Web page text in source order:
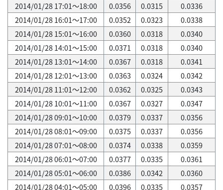
2014/01/28 17:01～18:00
0.0356 0.0315
0.0336
2014/01/28 16:01～17:00
0.0352 0.0323
0.0338
2014/01/28 15:01～16:00
0.0360 0.0318
0.0340
2014/01/28 14:01～15:00
0.0371 0.0318
0.0340
2014/01/28 13:01～14:00
0.0367 0.0318
0.0341
2014/01/28 12:01～13:00
0.0363 0.0324
0.0342
2014/01/28 11:01～12:00
0.0362 0.0325
0.0343
2014/01/28 10:01～11:00
0.0367 0.0327
0.0347
2014/01/28 09:01～10:00
0.0379 0.0337
0.0356
2014/01/28 08:01～09:00
0.0375 0.0337
0.0356
2014/01/28 07:01～08:00
0.0374 0.0338
0.0359
2014/01/28 06:01～07:00
0.0377 0.0335
0.0361
2014/01/28 05:01～06:00
0.0386 0.0342
0.0360
2014/01/28 04:01～05:00
0.0396 0.0335
0.0357